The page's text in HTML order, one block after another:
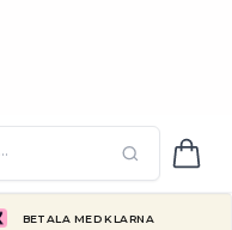
BETALA MED KLARNA